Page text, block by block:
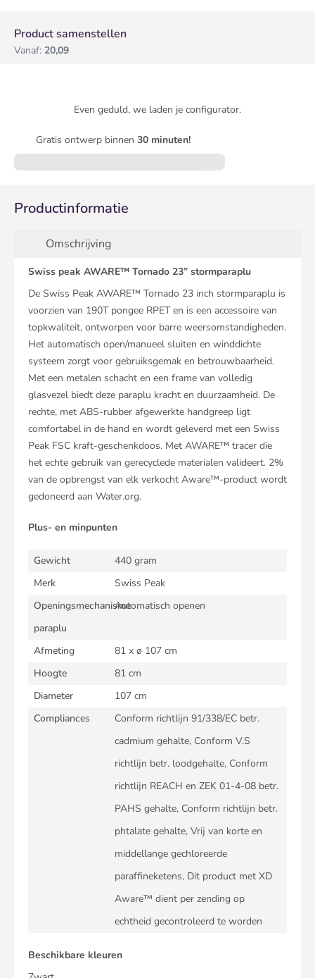
Product samenstellen
Vanaf: 20,09
Even geduld, we laden je configurator.
Gratis ontwerp binnen 30 minuten!
Productinformatie
Omschrijving
Swiss peak AWARE™ Tornado 23” stormparaplu
De Swiss Peak AWARE™ Tornado 23 inch stormparaplu is
voorzien van 190T pongee RPET en is een accessoire van
topkwaliteit, ontworpen voor barre weersomstandigheden.
Het automatisch open/manueel sluiten en winddichte
systeem zorgt voor gebruiksgemak en betrouwbaarheid.
Met een metalen schacht en een frame van volledig
glasvezel biedt deze paraplu kracht en duurzaamheid. De
rechte, met ABS-rubber afgewerkte handgreep ligt
comfortabel in de hand en wordt geleverd met een Swiss
Peak FSC kraft-geschenkdoos. Met AWARE™ tracer die
het echte gebruik van gerecyclede materialen valideert. 2%
van de opbrengst van elk verkocht Aware™-product wordt
gedoneerd aan Water.org.
Plus- en minpunten
Gewicht
440 gram
Merk
Swiss Peak
Openingsmechanisme
paraplu
Automatisch openen
Afmeting
81 x ø 107 cm
Hoogte
81 cm
Diameter
107 cm
Compliances
Conform richtlijn 91/338/EC betr.
cadmium gehalte, Conform V.S
richtlijn betr. loodgehalte, Conform
richtlijn REACH en ZEK 01-4-08 betr.
PAHS gehalte, Conform richtlijn betr.
phtalate gehalte, Vrij van korte en
middellange gechloreerde
paraffineketens, Dit product met XD
Aware™ dient per zending op
echtheid gecontroleerd te worden
Beschikbare kleuren